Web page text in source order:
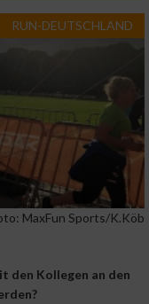
RUN-DEUTSCHLAND
MaxFun Sports/K.Köb
den Kollegen an den